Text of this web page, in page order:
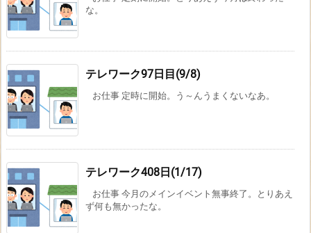
な。
テレワーク97日目(9/8)
お仕事 定時に開始。う～んうまくないなあ。
テレワーク408日(1/17)
お仕事 今月のメインイベント無事終了。とりあえ
ず何も無かったな。